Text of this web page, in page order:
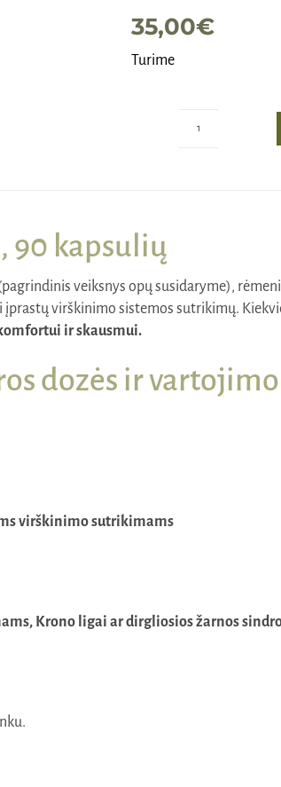
35,00€
Turime
(po
350
90 kapsulių
veiksnys opų susidaryme),
virškinimo sistemos sutrikimų.
ir skausmui.
dozės ir
virškinimo sutrikimams
Krono ligai ar dirgliosios žarnos